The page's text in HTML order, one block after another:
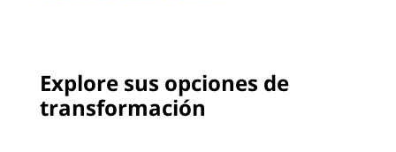
Explore sus opciones de
transformación